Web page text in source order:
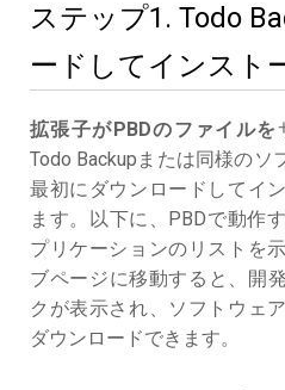
ステップ1. Todo
ードしてインスト
拡張子がPBDのファイルを
Todo Backupまたは同様のソ
最初にダウンロードしてイ
ます。以下に、PBDで動作
プリケーションのリストを
ブページに移動すると、開
クが表示され、ソフトウェ
ダウンロードできます。